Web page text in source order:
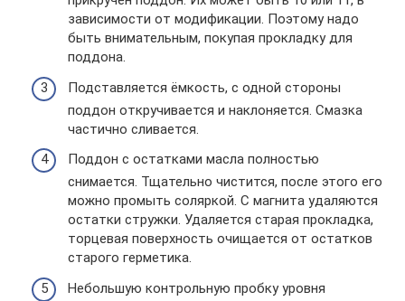
зависимости от модификации. Поэтому надо
быть внимательным, покупая прокладку для
поддона.
Подставляется ёмкость, с одной стороны
поддон откручивается и наклоняется. Смазка
частично сливается.
Поддон с остатками масла полностью
снимается. Тщательно чистится, после этого его
можно промыть соляркой. С магнита удаляются
остатки стружки. Удаляется старая прокладка,
торцевая поверхность очищается от остатков
старого герметика.
Небольшую контрольную пробку уровня